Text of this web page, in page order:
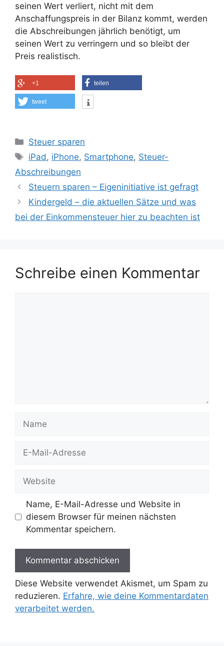
seinen Wert verliert, nicht mit dem
Anschaffungspreis in der Bilanz kommt, werden
die Abschreibungen jährlich benötigt, um
seinen Wert zu verringern und so bleibt der
Preis realistisch.
+1 teilen
tweet
Kategorien
Steuer sparen
Schlagwörter
iPad, iPhone, Smartphone, Steuer-
Abschreibungen
Steuern sparen – Eigeninitiative ist gefragt
Kindergeld – die aktuellen Sätze und was
bei der Einkommensteuer hier zu beachten ist
Schreibe einen Kommentar
Name
Website
Name, E-Mail-Adresse und Website in
diesem Browser für meinen nächsten
Kommentar speichern.
Diese Website verwendet Akismet, um Spam zu
reduzieren. Erfahre, wie deine Kommentardaten
verarbeitet werden.